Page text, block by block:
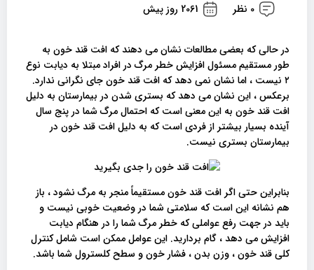
0 نظر 2061 روز پیش
در حالی که بعضی مطالعات نشان می دهند که افت قند خون به
طور مستقیم مسئول افزایش خطر مرگ در افراد مبتلا به دیابت نوع
۲ نیست ، اما نشان نمی دهد که افت قند خون جای نگرانی ندارد.
برعکس ، این نشان می دهد که بستری شدن در بیمارستان به دلیل
افت قند خون به این معنی است که احتمال مرگ شما در پنج سال
آینده بسیار بیشتر از فردی است که به دلیل افت قند خون در
بیمارستان بستری نیست.
بنابراین حتی اگر افت قند خون مستقیماً منجر به مرگ نشود ، باز
هم نشانه این است که سلامتی شما در وضعیت خوبی نیست و
باید در جهت رفع عواملی که خطر مرگ شما را در هنگام دیابت
افزایش می دهد ، گام بردارید. این عوامل ممکن است شامل کنترل
کلی قند خون ، وزن بدن ، فشار خون و سطح کلسترول شما باشد.